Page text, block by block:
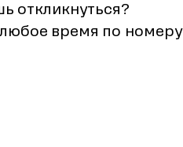
откликнуться?
время по номеру